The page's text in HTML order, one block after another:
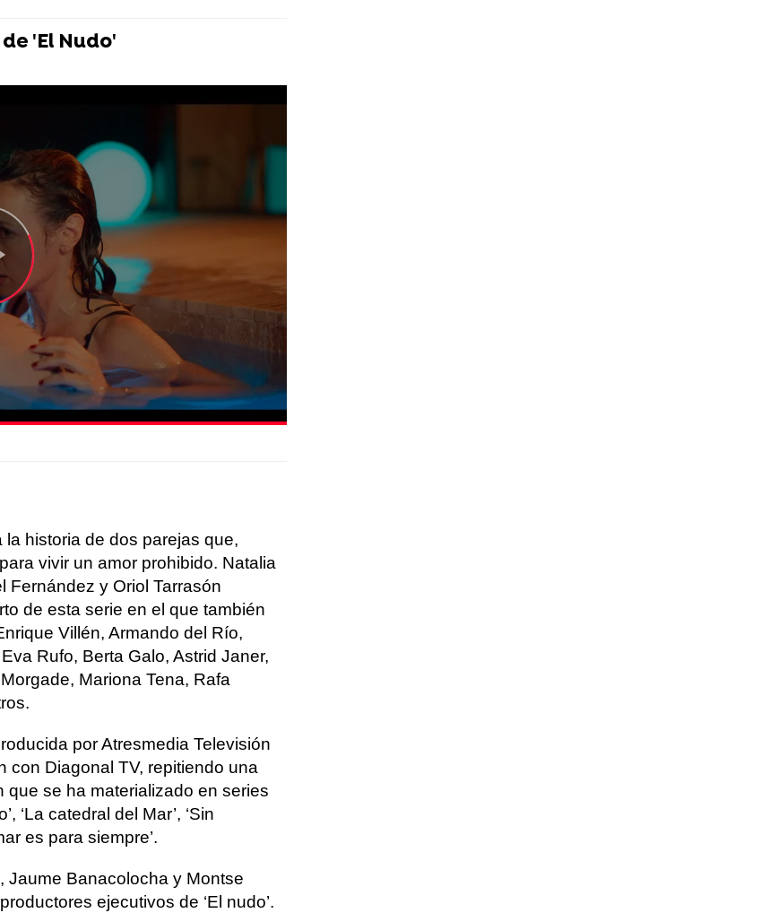
'El Nudo'
historia de dos parejas que,
vivir un amor prohibido. Natalia
Fernández y Oriol Tarrasón
de esta serie en el que también
Villén, Armando del Río,
Rufo, Berta Galo, Astrid Janer,
Mariona Tena, Rafa
por Atresmedia Televisión
con Diagonal TV, repitiendo una
que se ha materializado en series
‘La catedral del Mar’, ‘Sin
es para siempre’.
Jaume Banacolocha y Montse
ejecutivos de ‘El nudo’.